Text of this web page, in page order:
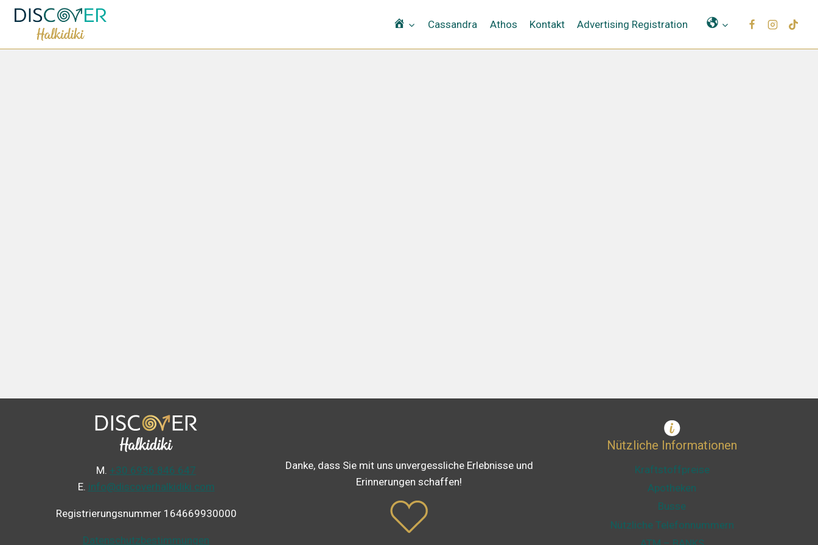
ΑρχικήCassandra Athos Kontakt Advertising Registration Μετάφραση
Μ. +30 6936 846 647
Ε. info@discoverhalkidiki.com
Registrierungsnummer 164669930000
Datenschutzbestimmungen
Danke, dass Sie mit uns unvergessliche Erlebnisse und
Erinnerungen schaffen!
Nützliche Informationen
Kraftstoffpreise
Apotheken
Busse
Nützliche Telefonnummern